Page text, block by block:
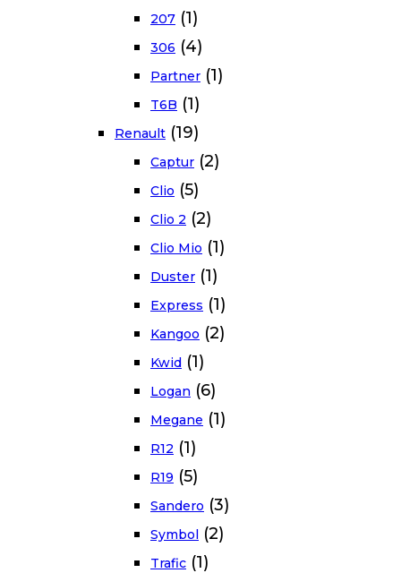
207 (1)
306 (4)
Partner (1)
T6B (1)
Renault (19)
Captur (2)
Clio (5)
Clio 2 (2)
Clio Mio (1)
Duster (1)
Express (1)
Kangoo (2)
Kwid (1)
Logan (6)
Megane (1)
R12 (1)
R19 (5)
Sandero (3)
Symbol (2)
Trafic (1)